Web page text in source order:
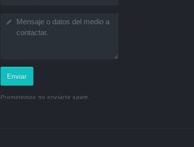
Enviar
Prometemos no enviarte spam.